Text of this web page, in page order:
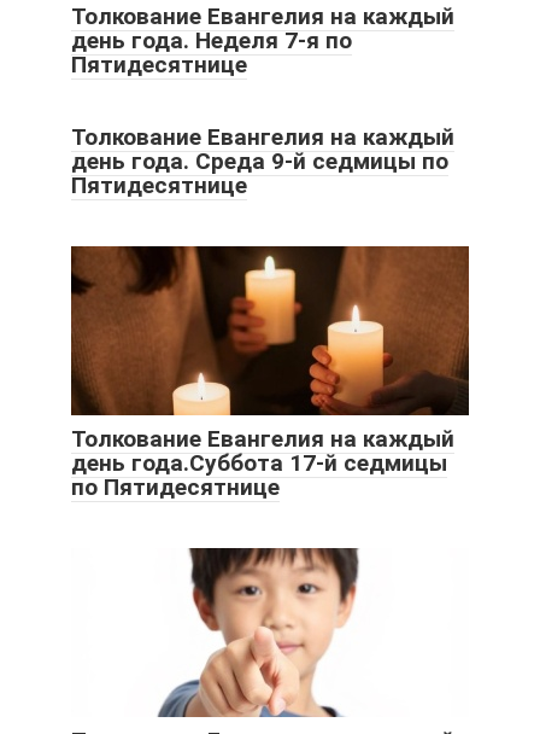
Толкование Евангелия на каждый
день года. Неделя 7-я по
Пятидесятнице
Толкование Евангелия на каждый
день года. Среда 9-й седмицы по
Пятидесятнице
Толкование Евангелия на каждый
день года.Суббота 17-й седмицы
по Пятидесятнице